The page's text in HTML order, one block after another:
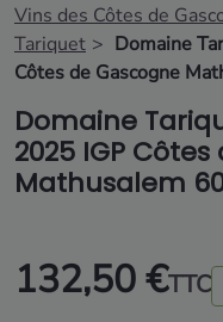
Vins des Côtes de
Tariquet
Domaine
Côtes de Gascogne
Domaine
2025 IGP
Mathusalem
132,50 €TTC